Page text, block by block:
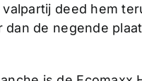
deed hem
dan de negende